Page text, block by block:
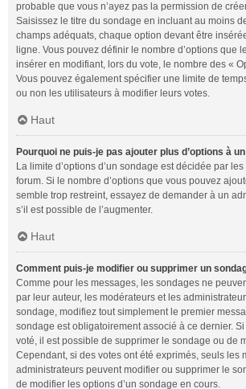
probable que vous n’ayez pas la permission de
Saisissez le titre du sondage en incluant au moins
champs adéquats, chaque option devant être
ligne. Vous pouvez définir le nombre d’options que
insérer en modifiant, lors du vote, le nombre des «
Vous pouvez également spécifier une limite de
ou non les utilisateurs à modifier leurs votes.
Haut
Pourquoi ne puis-je pas ajouter plus d’options à
La limite d’options d’un sondage est décidée par
forum. Si le nombre d’options que vous pouvez
semble trop restreint, essayez de demander à un
s’il est possible de l’augmenter.
Haut
Comment puis-je modifier ou supprimer un
Comme pour les messages, les sondages ne
par leur auteur, les modérateurs et les
sondage, modifiez tout simplement le premier
sondage est obligatoirement associé à ce dernier. Si
voté, il est possible de supprimer le sondage ou de
Cependant, si des votes ont été exprimés, seuls les
administrateurs peuvent modifier ou supprimer le
de modifier les options d’un sondage en cours.